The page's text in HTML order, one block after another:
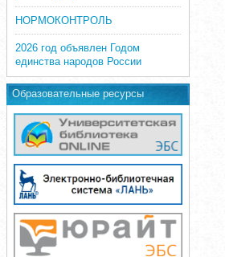
НОРМОКОНТРОЛЬ
2026 год объявлен Годом
единства народов России
Образовательные ресурсы